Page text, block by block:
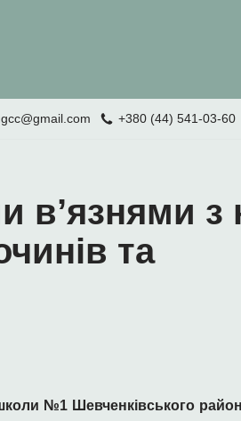
+380 (44) 541-03-60
в’язнями з
та
№1 Шевченківського